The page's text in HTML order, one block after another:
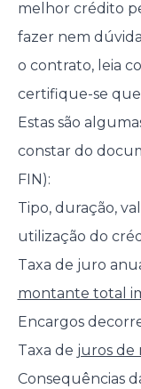
melhor crédito
fazer nem
o contrato, leia
certifique-se
Estas são
constar do
FIN):
Tipo, duração,
utilização do
Taxa de juro
montante total
Encargos
Taxa de juros de
Consequências